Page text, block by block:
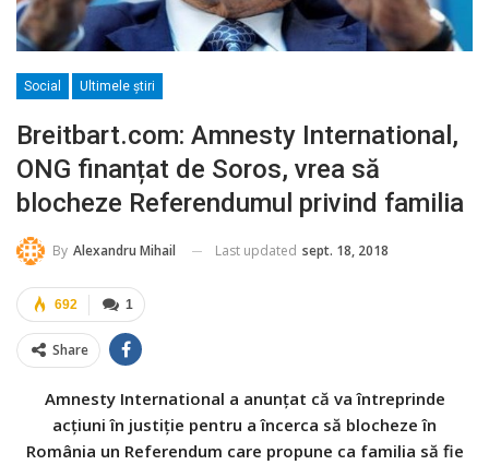
Social Ultimele ştiri
Breitbart.com: Amnesty International,
ONG finanțat de Soros, vrea să
blocheze Referendumul privind familia
By Alexandru Mihail Last updated sept. 18, 2018
1
692
Share
Amnesty International a anunțat că va întreprinde
acțiuni în justiție pentru a încerca să blocheze în
România un Referendum care propune ca familia să fie